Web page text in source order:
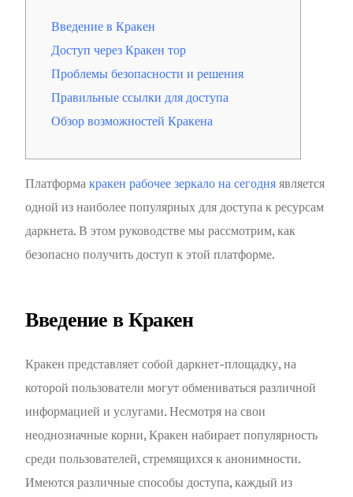
Введение в Кракен
Доступ через Кракен тор
Проблемы безопасности и решения
Правильные ссылки для доступа
Обзор возможностей Кракена
Платформакракен рабочее зеркало на сегодняявляется
одной из наиболее популярных для доступа к ресурсам
даркнета. В этом руководстве мы рассмотрим, как
безопасно получить доступ к этой платформе.
Введение в Кракен
Кракен представляет собой даркнет-площадку, на
которой пользователи могут обмениваться различной
информацией и услугами. Несмотря на свои
неоднозначные корни, Кракен набирает популярность
среди пользователей, стремящихся к анонимности.
Имеются различные способы доступа, каждый из